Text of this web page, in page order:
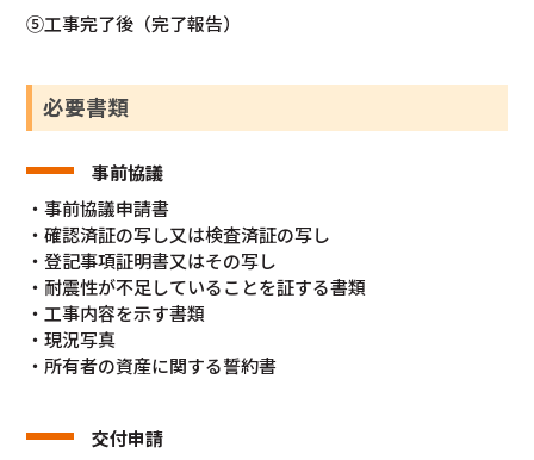
⑤工事完了後（完了報告）
必要書類
事前協議
・事前協議申請書
・確認済証の写し又は検査済証の写し
・登記事項証明書又はその写し
・耐震性が不足していることを証する書類
・工事内容を示す書類
・現況写真
・所有者の資産に関する誓約書
交付申請